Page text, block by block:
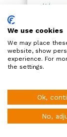
induits
Pour
Étude
We use cookies
We may place
website, show
experience. For
the settings.
Ok,
No,